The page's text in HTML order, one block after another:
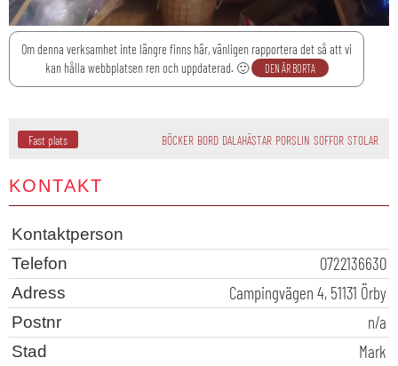
Om denna verksamhet inte längre finns här, vänligen rapportera det så att vi
kan hålla webbplatsen ren och uppdaterad. 🙂
DEN ÄR BORTA
Fast plats BÖCKER BORD DALAHÄSTAR PORSLIN SOFFOR STOLAR
KONTAKT
Kontaktperson
Telefon
0722136630
Adress Campingvägen 4, 51131 Örby
Postnr n/a
Stad Mark